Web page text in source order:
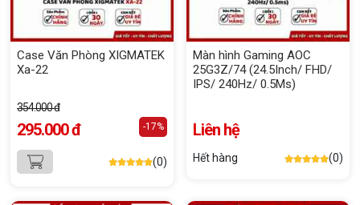
Case Văn Phòng XIGMATEK
Xa-22
354.000 đ
295.000 đ -17%
(0)
Màn hình Gaming AOC
25G3Z/74 (24.5Inch/ FHD/
IPS/ 240Hz/ 0.5Ms)
Liên hệ
Hết hàng (0)